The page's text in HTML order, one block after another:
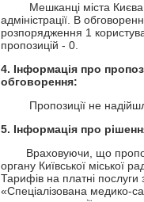
Мешканці міста Києва –
адміністрації. В
розпорядження 1
пропозицій - 0.
4. Інформація про
обговорення:
5. Інформація про
Враховуючи, що
органу Київської міської
Тарифів на платні послуги
«Спеціалізована медико-